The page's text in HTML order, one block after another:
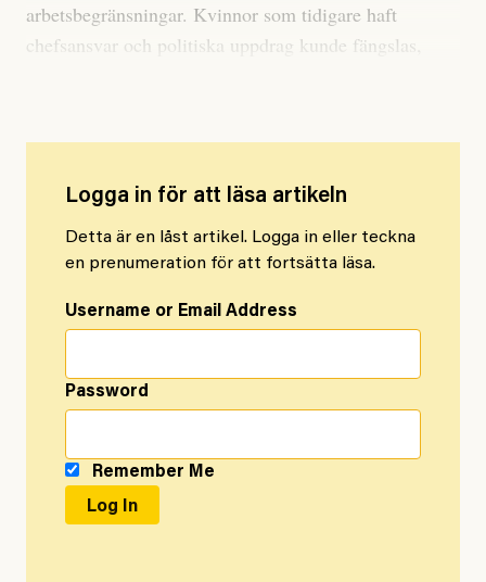
arbetsbegränsningar. Kvinnor som tidigare haft
chefsansvar och politiska uppdrag kunde fängslas,
Logga in för att läsa artikeln
Detta är en låst artikel. Logga in eller teckna
en prenumeration för att fortsätta läsa.
Username or Email Address
Password
Remember Me